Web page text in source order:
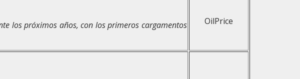
los próximos años, con los primeros cargamentos
OilPrice